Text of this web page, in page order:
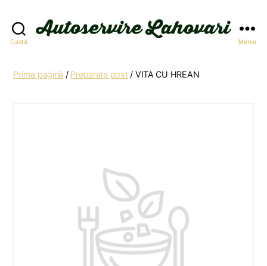
Caută Meniu
Prima pagină / Preparate post/ VITA CU HREAN